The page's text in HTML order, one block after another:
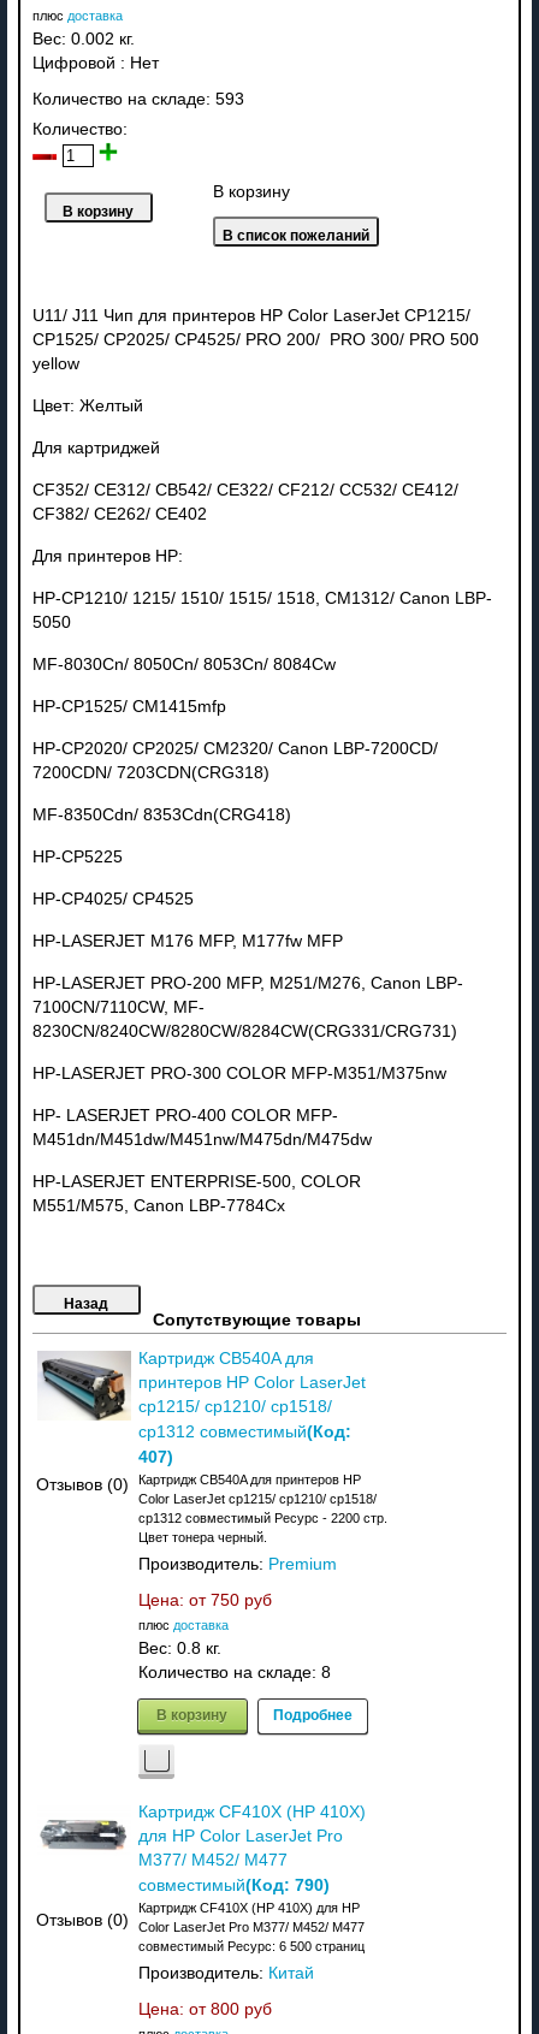
плюс доставка
Вес: 0.002 кг.
Цифровой : Нет
Количество на складе: 593
Количество:
В корзину
U11/ J11 Чип для принтеров HP Color LaserJet CP1215/
CP1525/ CP2025/ CP4525/ PRO 200/ PRO 300/ PRO 500
yellow
Цвет: Желтый
Для картриджей
CF352/ CE312/ CB542/ CE322/ CF212/ CC532/ CE412/
CF382/ CE262/ CE402
Для принтеров HP:
HP-CP1210/ 1215/ 1510/ 1515/ 1518, CM1312/ Canon LBP-
5050
MF-8030Cn/ 8050Cn/ 8053Cn/ 8084Cw
HP-CP1525/ CM1415mfp
HP-CP2020/ CP2025/ CM2320/ Canon LBP-7200CD/
7200CDN/ 7203CDN(CRG318)
MF-8350Cdn/ 8353Cdn(CRG418)
HP-CP5225
HP-CP4025/ CP4525
HP-LASERJET M176 MFP, M177fw MFP
HP-LASERJET PRO-200 MFP, M251/M276, Canon LBP-
7100CN/7110CW, MF-
8230CN/8240CW/8280CW/8284CW(CRG331/CRG731)
HP-LASERJET PRO-300 COLOR MFP-M351/M375nw
HP- LASERJET PRO-400 COLOR MFP-
M451dn/M451dw/M451nw/M475dn/M475dw
HP-LASERJET ENTERPRISE-500, COLOR
M551/M575, Canon LBP-7784Cx
Сопутствующие товары
Отзывов (0)
Картридж CB540A для
принтеров HP Color LaserJet
cp1215/ cp1210/ cp1518/
cp1312 совместимый(Код:
407)
Картридж CB540A для принтеров HP
Color LaserJet cp1215/ cp1210/ cp1518/
cp1312 совместимый Ресурс - 2200 стр.
Цвет тонера черный.
Производитель: Premium
Цена: от 750 руб
плюс доставка
Вес: 0.8 кг.
Количество на складе: 8
В корзину Подробнее
Отзывов (0)
Картридж CF410X (HP 410X)
для HP Color LaserJet Pro
M377/ M452/ M477
совместимый(Код: 790)
Картридж CF410X (HP 410X) для HP
Color LaserJet Pro M377/ M452/ M477
совместимый Ресурс: 6 500 страниц
Производитель: Китай
Цена: от 800 руб